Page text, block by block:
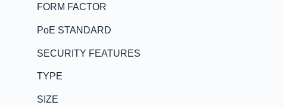
FORM FACTOR
PoE STANDARD
SECURITY FEATURES
TYPE
SIZE